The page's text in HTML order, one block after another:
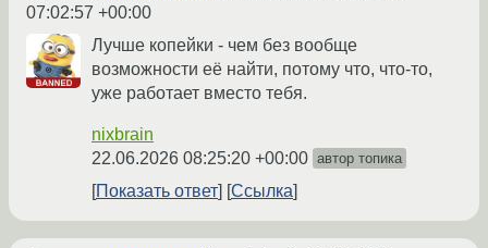
07:02:57 +00:00
Лучше копейки - чем без вообще
возможности её найти, потому что, что-то,
уже работает вместо тебя.
nixbrain
22.06.2026 08:25:20 +00:00 автор топика
Показать ответ Ссылка